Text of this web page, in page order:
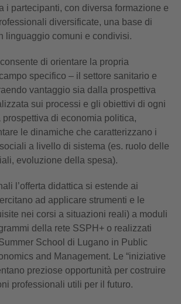
i partecipanti, con diversa formazione e
diversificate, una base di
linguaggio comuni e condivisi.
consente di orientare la propria
specifico – il settore sanitario e
vantaggio sia dalla prospettiva
sui processi e gli obiettivi di ogni
di economia politica,
le dinamiche che caratterizzano i
a livello di sistema (es. ruolo delle
evoluzione della spesa).
l’offerta didattica si estende ai
ad applicare strumenti e le
nei corsi a situazioni reali) a moduli
della rete SSPH+ o realizzati
School di Lugano in Public
and Management. Le “iniziative
preziose opportunità per costruire
professionali utili per il futuro.